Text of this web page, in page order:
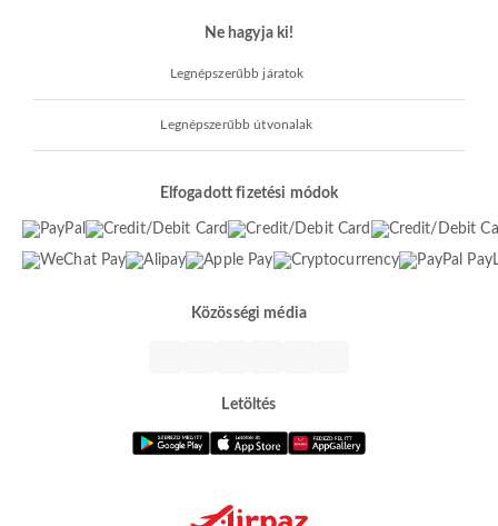
Ne hagyja ki!
Legnépszerűbb járatok
Legnépszerűbb útvonalak
Elfogadott fizetési módok
Közösségi média
Letöltés